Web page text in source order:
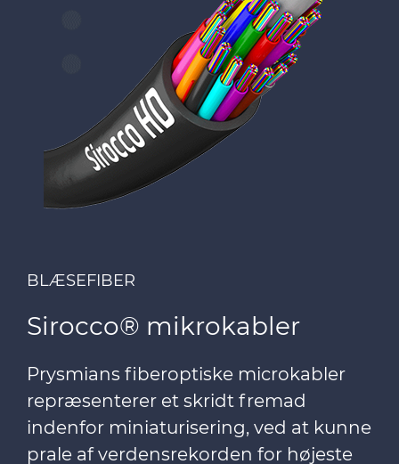
BLÆSEFIBER
Sirocco® mikrokabler
Prysmians fiberoptiske microkabler
repræsenterer et skridt fremad
indenfor miniaturisering, ved at kunne
prale af verdensrekorden for højeste